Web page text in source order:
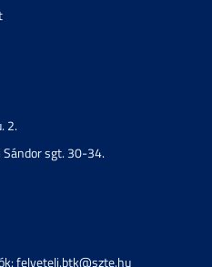
2.
sgt. 30-34.
felveteli.btk@szte.hu